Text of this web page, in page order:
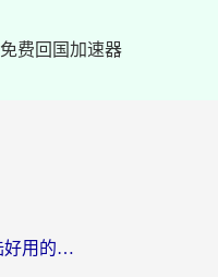
免费回国加速器
海外党必看：如何选大陆好用的vpn？一篇解决你的回国访问难题